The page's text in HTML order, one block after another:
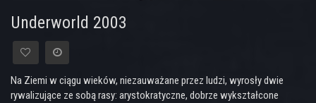
Underworld 2003
Na Ziemi w ciągu wieków, niezauważane przez ludzi, wyrosły dwie
rywalizujące ze sobą rasy: arystokratyczne, dobrze wykształcone